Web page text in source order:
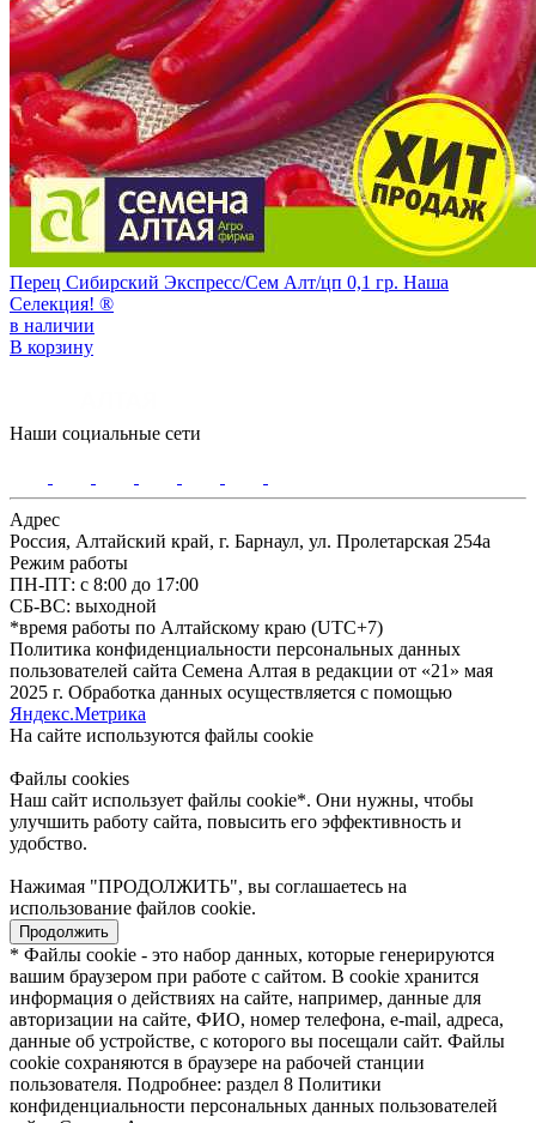
Перец Сибирский Экспресс/Сем Алт/цп 0,1 гр. Наша
Селекция! ®
в наличии
В корзину
Наши социальные сети
Адрес
Россия, Алтайский край, г. Барнаул, ул. Пролетарская 254а
Режим работы
ПН-ПТ: с 8:00 до 17:00
СБ-ВС: выходной
*время работы по Алтайскому краю (UTC+7)
Политика конфиденциальности персональных данных
пользователей сайта Семена Алтая в редакции от «21» мая
2025 г. Обработка данных осуществляется с помощью
Яндекс.Метрика
На сайте используются файлы сookie
Файлы cookies
Наш сайт использует файлы cookie*. Они нужны, чтобы
улучшить работу сайта, повысить его эффективность и
удобство.
Нажимая "ПРОДОЛЖИТЬ", вы соглашаетесь на
использование файлов cookie.
Продолжить
* Файлы cookie - это набор данных, которые генерируются
вашим браузером при работе с сайтом. В cookie хранится
информация о действиях на сайте, например, данные для
авторизации на сайте, ФИО, номер телефона, e-mail, адреса,
данные об устройстве, с которого вы посещали сайт. Файлы
cookie сохраняются в браузере на рабочей станции
пользователя. Подробнее: раздел 8 Политики
конфиденциальности персональных данных пользователей